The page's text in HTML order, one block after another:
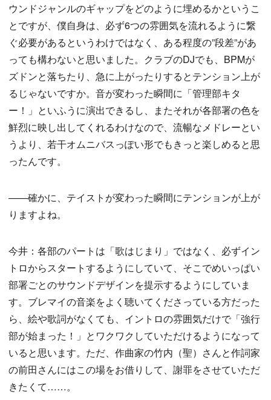
ウンドジャンルのギャップをどのように埋めるかというこ
とですが、僕自身は、必ず6つの雰囲気を流れるように繋
ぐ必要があるというわけではなく、ある程度の”段差”があ
っても構わないと思いました。クラブのDJでも、BPMが
ズドンと落ちたり、急に上がったりするとテンション上が
るじゃないですか。音が変わった瞬間に「管理部キタ
ー！」といふうに演出できるし、またそれが各部署の色を
鮮烈に映し出してくれるわけなので、流暢なメドレーとい
うより、若干オムニバスっぽい形でもきっと楽しめると思
ったんです。
——確かに、テイストが変わった瞬間にテンションが上が
りますよね。
今井：各部のパートは「歌はじまり」ではなく、必ずイン
トロからスタートするようにしていて、そこでめいっぱい
部署ごとのサウンドデザインを提示するようにしていま
す。ブレマイの音楽をよく聴いてくださっている方だった
ら、絵や歌詞がなくても、イントロの雰囲気だけで「強行
部が始まった！」とワクワクしていただけるようになって
いると思います。ただ、作曲家の竹内（聖）さんと作詞家
の前田さんにはこの場をお借りして、謝罪をさせていただ
きたくて……。